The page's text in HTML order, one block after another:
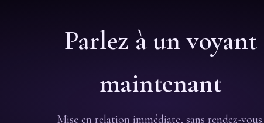
Parlez à un voyant
maintenant
Mise en relation immédiate, sans rendez-vous.